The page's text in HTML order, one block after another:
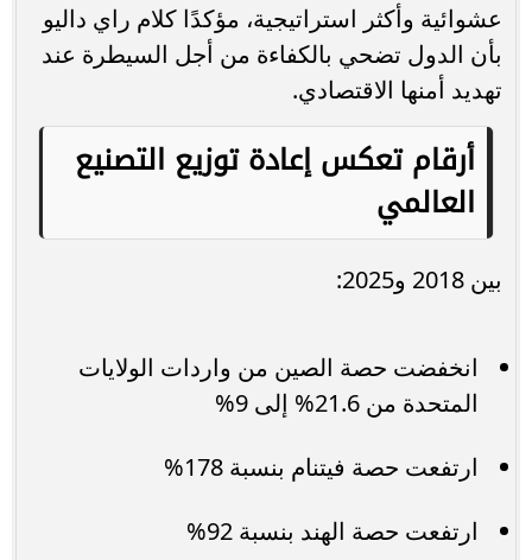
عشوائية وأكثر استراتيجية، مؤكدًا كلام راي داليو
بأن الدول تضحي بالكفاءة من أجل السيطرة عند
تهديد أمنها الاقتصادي.
أرقام تعكس إعادة توزيع التصنيع
العالمي
بين 2018 و2025:
انخفضت حصة الصين من واردات الولايات
المتحدة من 21.6% إلى 9%
ارتفعت حصة فيتنام بنسبة 178%
ارتفعت حصة الهند بنسبة 92%